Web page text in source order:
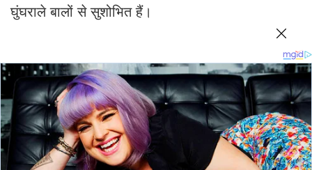
घुंघराले बालों से सुशोभित हैं।